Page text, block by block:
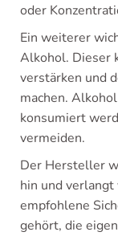
oder
Ein weiterer
Alkohol. Dieser
verstärken und
machen.
konsumiert
vermeiden.
Der Hersteller
hin und verlangt
empfohlene
gehört, die